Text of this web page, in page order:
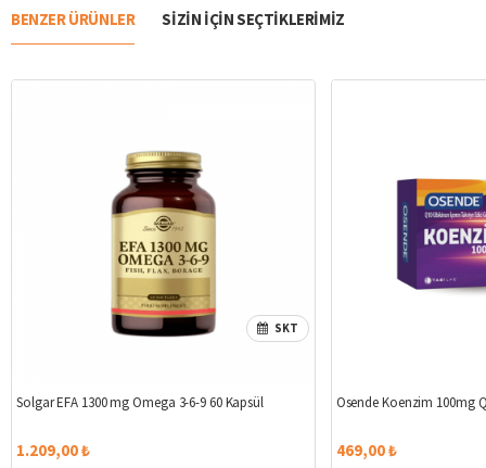
BENZER ÜRÜNLER SIZIN IÇIN SEÇTIKLERIMIZ
SKT
Solgar EFA 1300 mg Omega 3-6-9 60 Kapsül
1.209,00 ₺
Osende Koenzim 100mg
469,00 ₺